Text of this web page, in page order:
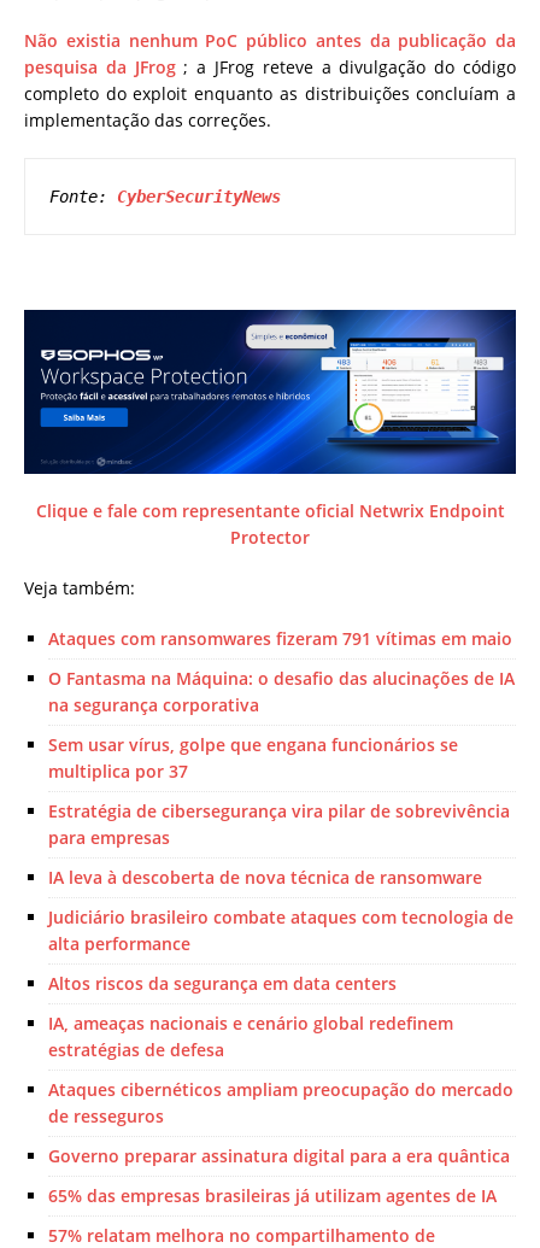
Não existia nenhum PoC público antes da publicação da
pesquisa da JFrog; a JFrog reteve a divulgação do código
completo do exploit enquanto as distribuições concluíam a
implementação das correções.
Fonte: CyberSecurityNews
Clique e fale com representante oficial Netwrix Endpoint
Protector
Veja também:
Ataques com ransomwares fizeram 791 vítimas em maio
O Fantasma na Máquina: o desafio das alucinações de IA
na segurança corporativa
Sem usar vírus, golpe que engana funcionários se
multiplica por 37
Estratégia de cibersegurança vira pilar de sobrevivência
para empresas
IA leva à descoberta de nova técnica de ransomware
Judiciário brasileiro combate ataques com tecnologia de
alta performance
Altos riscos da segurança em data centers
IA, ameaças nacionais e cenário global redefinem
estratégias de defesa
Ataques cibernéticos ampliam preocupação do mercado
de resseguros
Governo preparar assinatura digital para a era quântica
65% das empresas brasileiras já utilizam agentes de IA
57% relatam melhora no compartilhamento de